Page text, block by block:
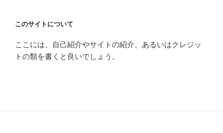
このサイトについて
ここには、自己紹介やサイトの紹介、あるいはクレジッ
トの類を書くと良いでしょう。